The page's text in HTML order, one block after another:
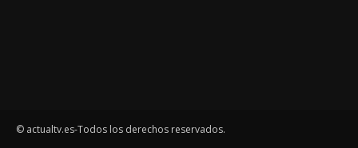
© actualtv.es-Todos los derechos reservados.